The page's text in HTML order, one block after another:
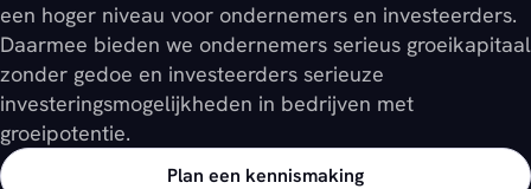
een hoger niveau voor ondernemers en investeerders.
Daarmee bieden we ondernemers serieus groeikapitaal
zonder gedoe en investeerders serieuze
investeringsmogelijkheden in bedrijven met
groeipotentie.
Plan een kennismaking